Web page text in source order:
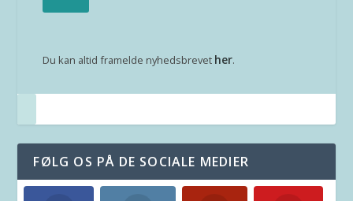
Du kan altid framelde nyhedsbrevet her.
FØLG OS PÅ DE SOCIALE MEDIER